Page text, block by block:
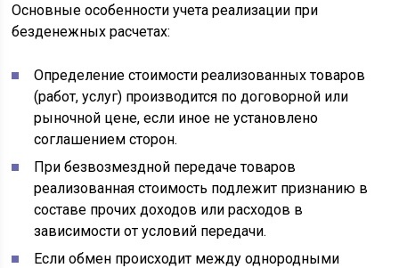
Основные особенности учета реализации при
безденежных расчетах:
Определение стоимости реализованных товаров
(работ, услуг) производится по договорной или
рыночной цене, если иное не установлено
соглашением сторон.
При безвозмездной передаче товаров
реализованная стоимость подлежит признанию в
составе прочих доходов или расходов в
зависимости от условий передачи.
Если обмен происходит между однородными